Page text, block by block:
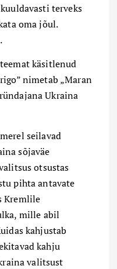
terveks
oma jõul.
käsitlenud
nimetab „Maran
Ukraina
seilavad
sõjaväe
otsustas
pihta antavate
Kremlile
mille abil
kahjustab
kahju
valitsust